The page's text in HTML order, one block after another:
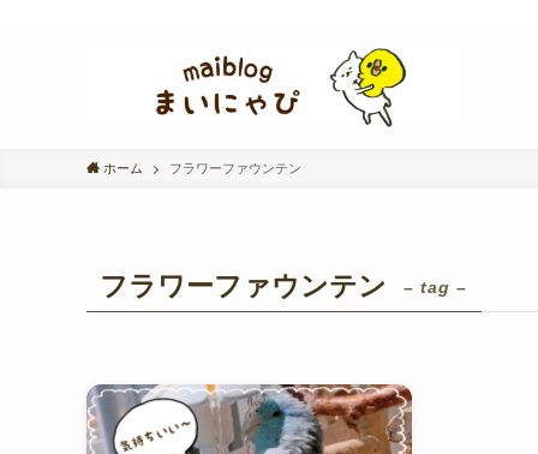
ホーム フラワーファウンテン
フラワーファウンテン – tag –